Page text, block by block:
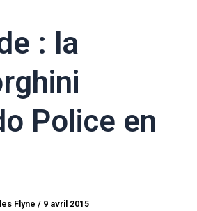
: la
Police en
Flyne/ 9 avril 2015